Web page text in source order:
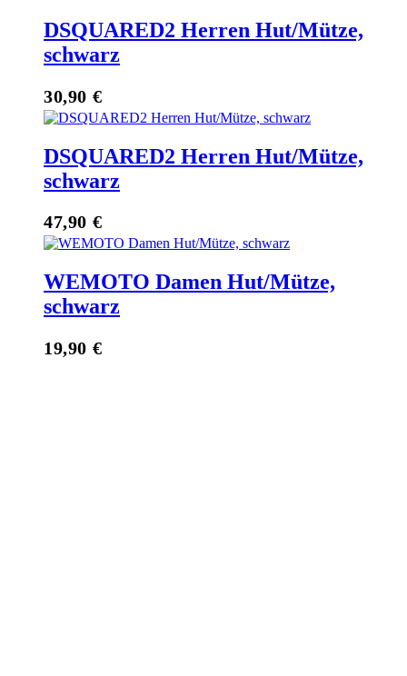
DSQUARED2 Herren Hut/Mütze,
schwarz
30,90 €
DSQUARED2 Herren Hut/Mütze,
schwarz
47,90 €
WEMOTO Damen Hut/Mütze,
schwarz
19,90 €